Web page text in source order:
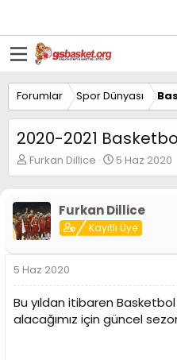
Forumlar Spor Dünyası
2020-2021
K
o
u
y
u
B
a
ş
l
a
t
Furkan Dillice
B
a
l
a
n
ı
t
a
r
5 Haz 2020
Furkan Dillice
Kayıtlı Üye
5 Haz 2020
Bu yıldan itibaren
alacağımız için güncel